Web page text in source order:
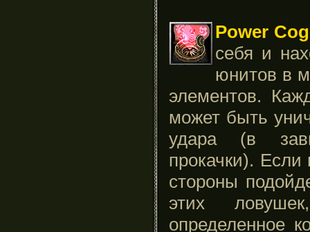
Power
себя и
юнитов в
элементов.
может быть
удара (в
прокачки).
стороны
этих
определенное